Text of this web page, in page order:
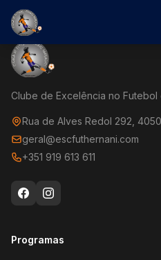
Clube de Excelência no Futebol
Rua de Alves Redol 292,
geral@escfuthernani.com
+351 919 613 611
Programas